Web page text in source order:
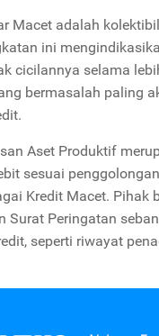
Macet adalah
ini
cicilannya selama
bermasalah paling
Aset Produktif
sesuai
Kredit Macet.
Surat Peringatan
seperti riwayat